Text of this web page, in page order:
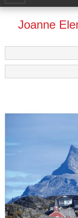
Joanne